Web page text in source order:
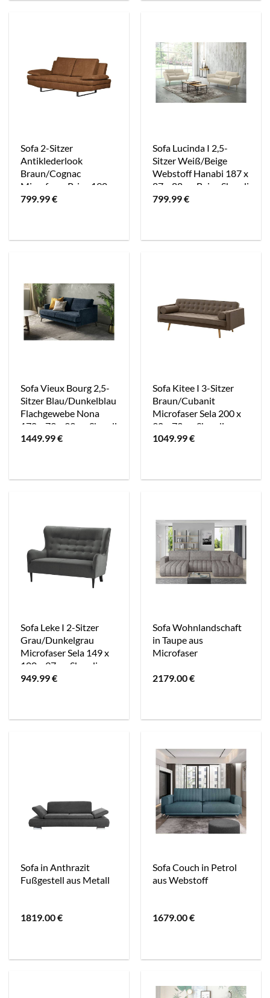
Sofa 2-Sitzer
Antiklederlook
Braun/Cognac
Microfaser Priya 190 x
80 x 92cm Modern
799.99€
Sofa Lucinda I 2,5-
Sitzer Weiß/Beige
Webstoff Hanabi 187 x
87 x 88cm Beige Skandi
799.99€
Sofa Vieux Bourg 2,5-
Sitzer Blau/Dunkelblau
Flachgewebe Nona
170 x 79 x 99cm Skandi
1449.99€
Sofa Kitee I 3-Sitzer
Braun/Cubanit
Microfaser Sela 200 x
90 x 73cm Skandi
1049.99€
Sofa Leke I 2-Sitzer
Grau/Dunkelgrau
Microfaser Sela 149 x
100 x 97cm Skandi
949.99€
Sofa Wohnlandschaft
in Taupe aus
Microfaser
2179.00€
Sofa in Anthrazit
Fußgestell aus Metall
1819.00€
Sofa Couch in Petrol
aus Webstoff
1679.00€